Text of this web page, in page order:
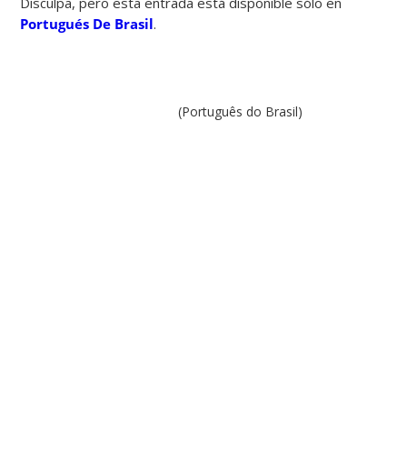
Portugués De Brasil.
(Português do Brasil)